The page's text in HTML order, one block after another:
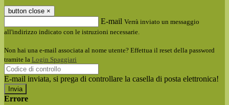
button close ×
E-mail Verrà inviato un messaggio
all'indirizzo indicato con le istruzioni necessarie.
Non hai una e-mail associata al nome utente? Effettua il reset della password
tramite la Login Spaggiari
E-mail inviata, si prega di controllare la casella di posta elettronica!
Errore